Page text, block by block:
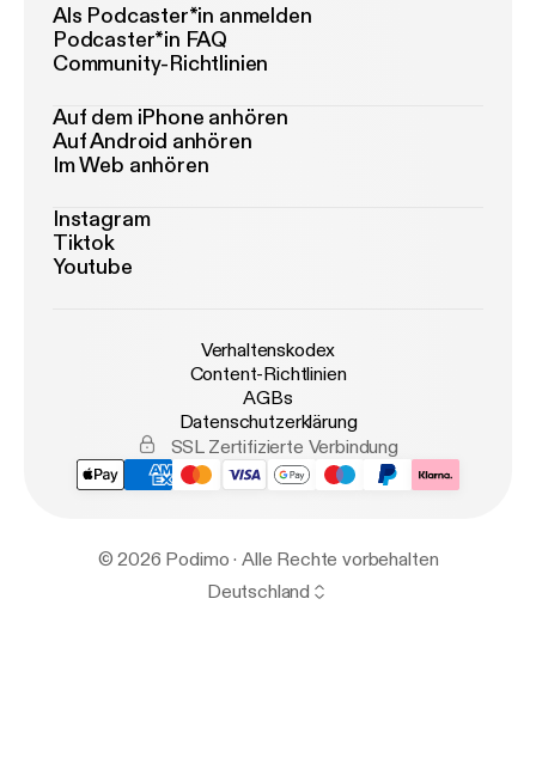
Als Podcaster*in anmelden
Podcaster*in FAQ
Community-Richtlinien
Auf dem iPhone anhören
Auf Android anhören
Im Web anhören
Instagram
Tiktok
Youtube
Verhaltenskodex
Content-Richtlinien
AGBs
Datenschutzerklärung
SSL Zertifizierte Verbindung
© 2026 Podimo · Alle Rechte vorbehalten
Deutschland